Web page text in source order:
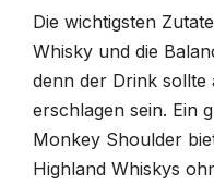
Die wichtigsten
Whisky und die
denn der Drink sollte
erschlagen sein. Ein
Monkey Shoulder
Highland Whiskys